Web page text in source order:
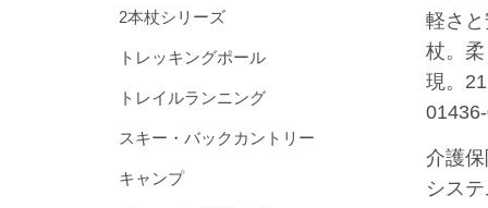
軽さ
杖。
現。
介護
シス
2本杖シリーズ
トレッキングポール
トレイルランニング
スキー・バックカントリー
キャンプ